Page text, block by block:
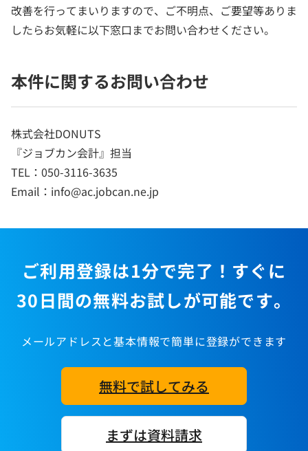
改善を行ってまいりますので、ご不明点、ご要望等ありま
したらお気軽に以下窓口までお問い合わせください。
本件に関するお問い合わせ
株式会社DONUTS
『ジョブカン会計』担当
TEL：050-3116-3635
Email：info@ac.jobcan.ne.jp
ご利用登録は1分で完了！すぐに
30日間の無料お試しが可能です。
メールアドレスと基本情報で簡単に登録ができます
無料で試してみる
まずは資料請求